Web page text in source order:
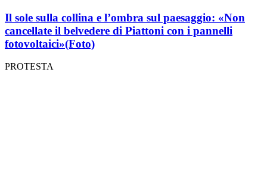
Il sole sulla collina e l’ombra sul paesaggio: «Non
cancellate il belvedere di Piattoni con i pannelli
fotovoltaici»(Foto)
PROTESTA